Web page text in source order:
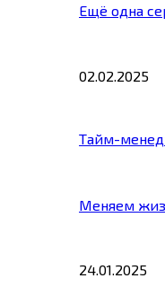
Ещё одна
02.02.2025
Тайм-
Меняем
24.01.2025